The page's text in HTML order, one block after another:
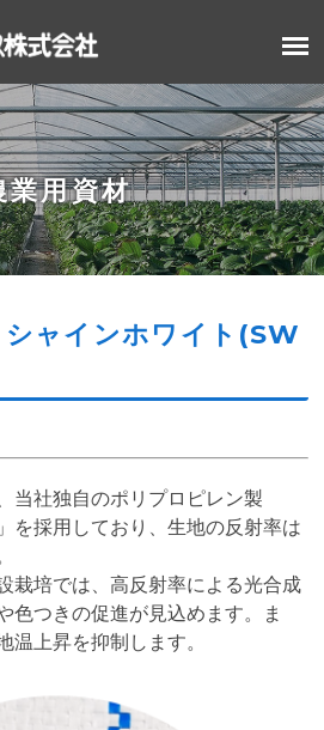
業用資材
ャインホワイト(SW
当社独自のポリプロピレン製
を採用しており、生地の反射率は
栽培では、高反射率による光合成
色つきの促進が見込めます。ま
温上昇を抑制します。